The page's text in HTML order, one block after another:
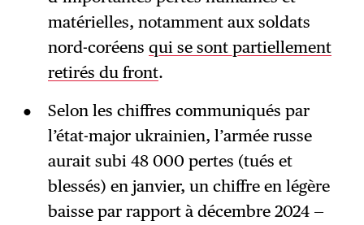
matérielles, notamment aux soldats
nord-coréens qui se sont partiellement
retirés du front.
Selon les chiffres communiqués par
l’état-major ukrainien, l’armée russe
aurait subi 48 000 pertes (tués et
blessés) en janvier, un chiffre en légère
baisse par rapport à décembre 2024 —